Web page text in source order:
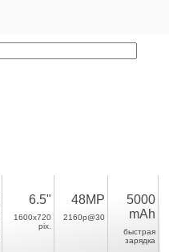
6.5"
1600x720
pix.
48MP
2160p@30
5000
mAh
быстрая
зарядка